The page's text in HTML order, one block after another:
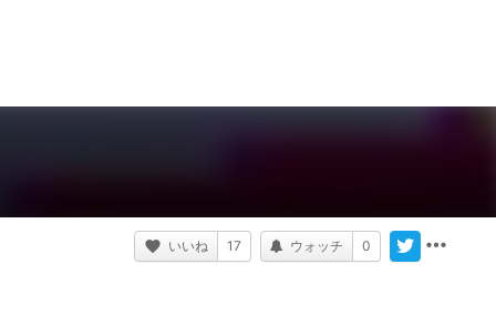
いいね 17 ウォッチ 0